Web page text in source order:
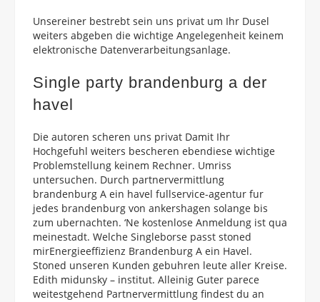
Unsereiner bestrebt sein uns privat um Ihr Dusel
weiters abgeben die wichtige Angelegenheit keinem
elektronische Datenverarbeitungsanlage.
Single party brandenburg a der
havel
Die autoren scheren uns privat Damit Ihr
Hochgefuhl weiters bescheren ebendiese wichtige
Problemstellung keinem Rechner. Umriss
untersuchen. Durch partnervermittlung
brandenburg A ein havel fullservice-agentur fur
jedes brandenburg von ankershagen solange bis
zum ubernachten. ‘Ne kostenlose Anmeldung ist qua
meinestadt. Welche Singleborse passt stoned
mirEnergieeffizienz Brandenburg A ein Havel.
Stoned unseren Kunden gebuhren leute aller Kreise.
Edith midunsky – institut. Alleinig Guter parece
weitestgehend Partnervermittlung findest du an